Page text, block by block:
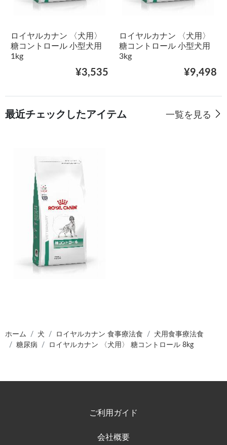
ロイヤルカナン 〈犬用〉
糖コントロール 小型犬用
1kg
¥3,535
ロイヤルカナン 〈犬用〉
糖コントロール 小型犬用
3kg
¥9,498
最近チェックしたアイテム 一覧を見る
ホーム 犬 ロイヤルカナン 食事療法食
犬用食事療法食
糖尿病
ロイヤルカナン 〈犬用〉 糖コントロール 8kg
ご利用ガイド
会社概要